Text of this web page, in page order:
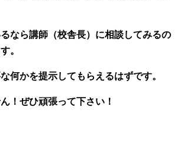
なら講師（校舎長）に相談してみるの
。
何かを提示してもらえるはずです。
！ぜひ頑張って下さい！